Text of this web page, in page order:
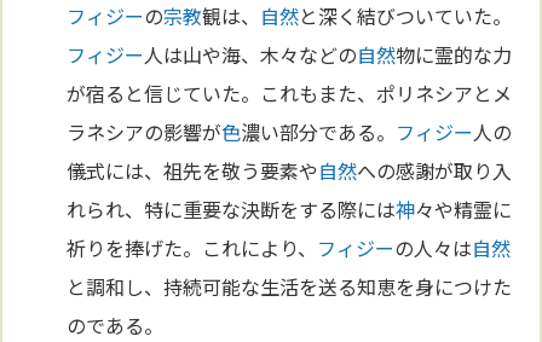
フィジーの宗教観は、 自然と深く結びついていた。
フィジー人は山や海、木々などの自然物に霊的な力
が宿ると信じていた。これもまた、ポリネシアとメ
ラネシアの影響が色濃い部分である。 フィジー人の
儀式には、祖先を敬う要素や自然への感謝が取り入
れられ、特に重要な決断をする際には神々や精霊に
祈りを捧げた。これにより、 フィジーの人々は自然
と調和し、持続可能な生活を送る知恵を身につけた
のである。